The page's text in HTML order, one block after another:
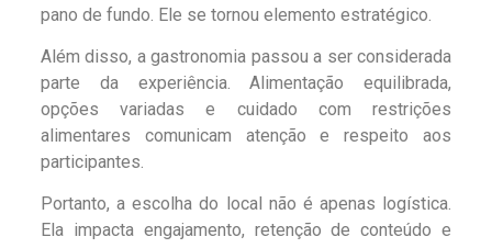
pano de fundo. Ele se tornou elemento estratégico.
Além disso, a gastronomia passou a ser considerada
parte da experiência. Alimentação equilibrada,
opções variadas e cuidado com restrições
alimentares comunicam atenção e respeito aos
participantes.
Portanto, a escolha do local não é apenas logística.
Ela impacta engajamento, retenção de conteúdo e